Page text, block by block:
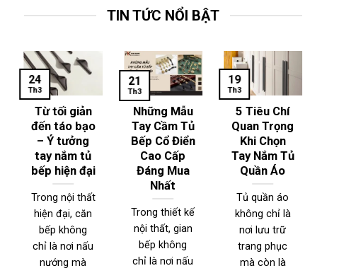
TIN TỨC NỔI BẬT
Từ tối giản
đến táo bạo
– Ý tưởng
tay nắm tủ
bếp hiện đại
Trong nội thất
hiện đại, căn
bếp không
chỉ là nơi nấu
nướng mà
24
Th3
Những Mẫu
Tay Cầm Tủ
Bếp Cổ Điển
Cao Cấp
Đáng Mua
Nhất
Trong thiết kế
nội thất, gian
bếp không
chỉ là nơi nấu
21
Th3
5 Tiêu Chí
Quan Trọng
Khi Chọn
Tay Nắm Tủ
Quần Áo
Tủ quần áo
không chỉ là
nơi lưu trữ
trang phục
mà còn là
19
Th3